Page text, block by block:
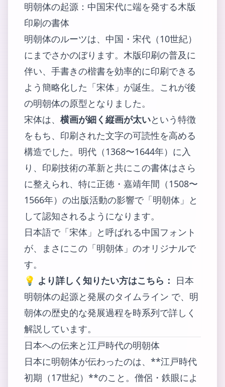
明朝体の起源：中国宋代に端を発する木版
印刷の書体
明朝体のルーツは、中国・宋代（10世紀）
にまでさかのぼります。木版印刷の普及に
伴い、手書きの楷書を効率的に印刷できる
よう簡略化した「宋体」が誕生。これが後
の明朝体の原型となりました。
宋体は、 横画が細く縦画が太いという特徴
をもち、印刷された文字の可読性を高める
構造でした。明代（1368〜1644年）に入
り、印刷技術の革新と共にこの書体はさら
に整えられ、特に正徳・嘉靖年間（1508〜
1566年）の出版活動の影響で「明朝体」と
して認知されるようになります。
日本語で「宋体」と呼ばれる中国フォント
が、まさにこの「明朝体」のオリジナルで
す。
💡 より詳しく知りたい方はこちら： 日本
明朝体の起源と発展のタイムライン で、明
朝体の歴史的な発展過程を時系列で詳しく
解説しています。
日本への伝来と江戸時代の明朝体
日本に明朝体が伝わったのは、**江戸時代
初期（17世紀）**のこと。僧侶・鉄眼によ